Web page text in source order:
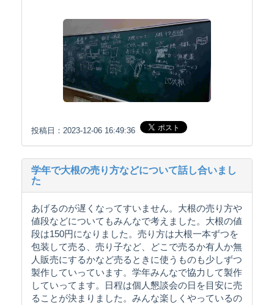
投稿日：2023-12-06 16:49:36
学年で大根の売り方などについて話し合いまし
た
あげるのが遅くなってすいません。大根の売り方や
値段などについてもみんなで考えました。大根の値
段は150円になりました。売り方は大根一本ずつを
包装して売る、売り子など、どこで売るか有人か無
人販売にするかなど売るときに使うものも少しずつ
製作していっています。学年みんなで協力して製作
していってます。日程は個人懇談会の日を目安に売
ることが決まりました。みんな楽しくやっているの